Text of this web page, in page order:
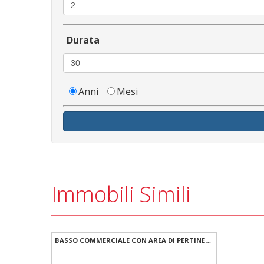
Durata
Anni Mesi
Immobili Simili
BASSO COMMERCIALE CON AREA DI PERTINENZA ESCLUSIVA